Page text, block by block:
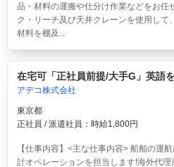
品・材料の運搬や仕分け作業などをお
ク・リーチ及び天井クレーンを使用して
材料を棚及...
在宅可「正社員前提/大手G」英語
アデコ株式会社
東京都
正社員 / 派遣社員：時給1,800円
【仕事内容】<主な仕事内容> 船舶の運
計オペレーションを担当します!海外代